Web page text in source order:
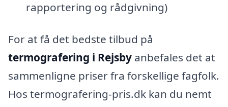
rapportering og rådgivning)
For at få det bedste tilbud på
termografering i Rejsby anbefales det at
sammenligne priser fra forskellige fagfolk.
Hos termografering-pris.dk kan du nemt